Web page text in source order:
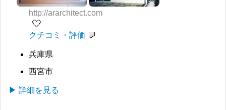
http://ararchitect.com
🤍
クチコミ・評価
兵庫県
西宮市
▶ 詳細を見る